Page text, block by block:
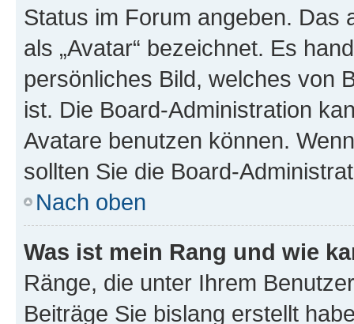
Status im Forum angeben. Das
als „Avatar“ bezeichnet. Es
persönliches Bild, welches von
ist. Die Board-Administration
Avatare benutzen können.
sollten Sie die Board-
Nach oben
Was ist mein Rang und wie
Ränge, die unter Ihrem
Beiträge Sie bislang erstellt